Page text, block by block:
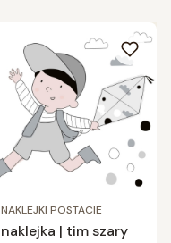
NAKLEJKI POSTACIE
naklejka | tim szary